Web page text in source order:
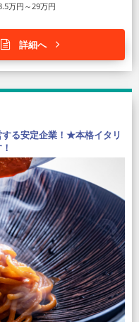
万円～29万円
詳細へ
る安定企業！★本格イタリ